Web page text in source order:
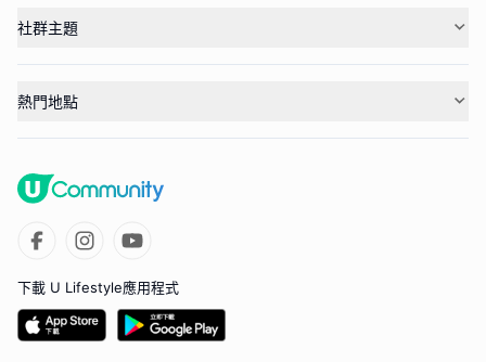
社群主題
熱門地點
下載 U Lifestyle應用程式